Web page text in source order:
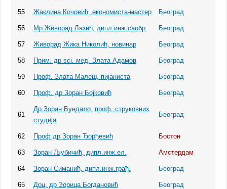
55 Жаклина Кочовић, економиста-мастер Београд
56 Мр Живорад Лазић, дипл.инж.саобр. Београд
57 Живорад Жика Николић, новинар Београд
58 Прим. др sci. мед. Злата Адамов Београд
59 Проф. Злата Малеш, пијаниста Београд
60 Проф. др Зоран Бојковић Београд
61
Др Зоран Бундало, проф. струковних
студија
Београд
62 Проф др Зоран Ђорђевић Бостон
63 Зоран Љубичић, дипл.инж.ел. Амстердам
64 Зоран Симанић, дипл.инж.грађ. Београд
65 Доц. др Зорица Богдановић Београд